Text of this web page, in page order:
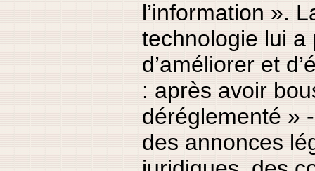
l’information ».
technologie lui a
d’améliorer et
: après avoir
déréglementé »
des annonces